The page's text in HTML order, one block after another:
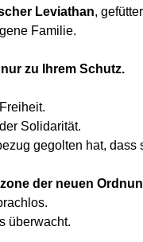
Leviathan,
Familie.
zu Ihrem Schutz.
Solidarität.
gegolten hat,
der neuen
überwacht.